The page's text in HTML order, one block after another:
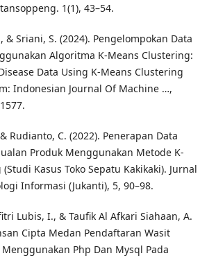
1(1), 43–54.
Sriani, S. (2024). Pengelompokan Data
Algoritma K-Means Clustering:
Data Using K-Means Clustering
Indonesian Journal Of Machine …,
Rudianto, C. (2022). Penerapan Data
Produk Menggunakan Metode K-
Kasus Toko Sepatu Kakikaki). Jurnal
Informasi (Jukanti), 5, 90–98.
Lubis, I., & Taufik Al Afkari Siahaan, A.
Cipta Medan Pendaftaran Wasit
Php Dan Mysql Pada